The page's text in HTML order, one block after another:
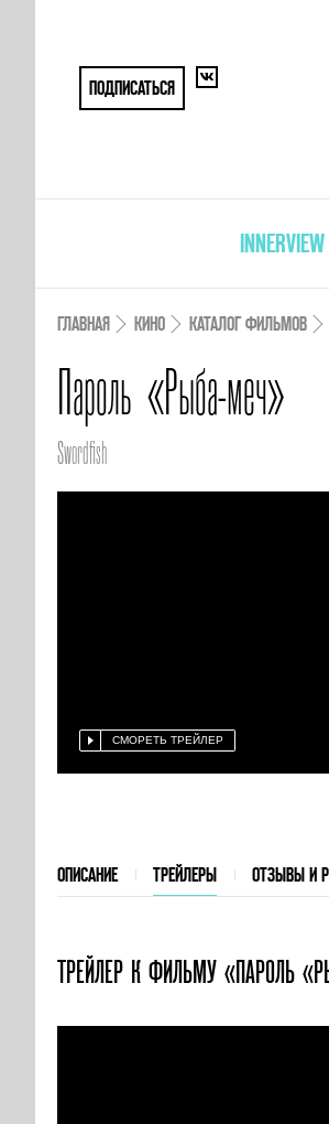
ПОДПИСАТЬСЯ
INNERVIEW
ГЛАВНАЯ КИНО КАТАЛОГ ФИЛЬМОВ
Пароль «Рыба-меч»
Swordfish
СМОРЕТЬ ТРЕЙЛЕР
ОПИСАНИЕ ТРЕЙЛЕРЫ ОТЗЫВЫ И
ТРЕЙЛЕР К ФИЛЬМУ «ПАРОЛЬ